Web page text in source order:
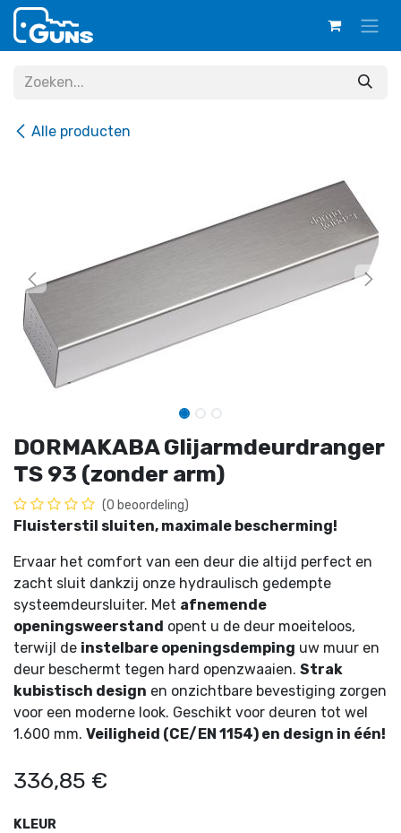
Overslaan naar inhoud
Alle producten
DORMAKABA Glijarmdeurdranger
TS 93 (zonder arm)
(0 beoordeling)
Fluisterstil sluiten, maximale bescherming!
Ervaar het comfort van een deur die altijd perfect en
zacht sluit dankzij onze hydraulisch gedempte
systeemdeursluiter. Met afnemende
openingsweerstand opent u de deur moeiteloos,
terwijl de instelbare openingsdemping uw muur en
deur beschermt tegen hard openzwaaien. Strak
kubistisch design en onzichtbare bevestiging zorgen
voor een moderne look. Geschikt voor deuren tot wel
1.600 mm. Veiligheid (CE/EN 1154) en design in één!
336,85 €
KLEUR